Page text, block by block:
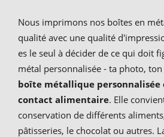
Nous imprimons nos boîtes en
qualité avec une qualité
es le seul à décider de ce qui doit
métal personnalisée - ta photo,
boîte métallique personnalisée
contact alimentaire. Elle
conservation de différents
pâtisseries, le chocolat ou autres.